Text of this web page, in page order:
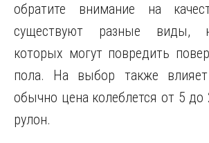
обратите внимание на
существуют разные виды,
которых могут повредить
пола. На выбор также
обычно цена колеблется от 5 до
рулон.